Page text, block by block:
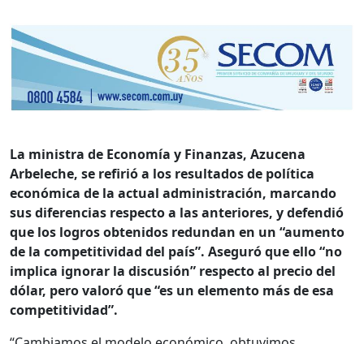
La ministra de Economía y Finanzas, Azucena
Arbeleche, se refirió a los resultados de política
económica de la actual administración, marcando
sus diferencias respecto a las anteriores, y defendió
que los logros obtenidos redundan en un “aumento
de la competitividad del país”. Aseguró que ello “no
implica ignorar la discusión” respecto al precio del
dólar, pero valoró que “es un elemento más de esa
competitividad”.